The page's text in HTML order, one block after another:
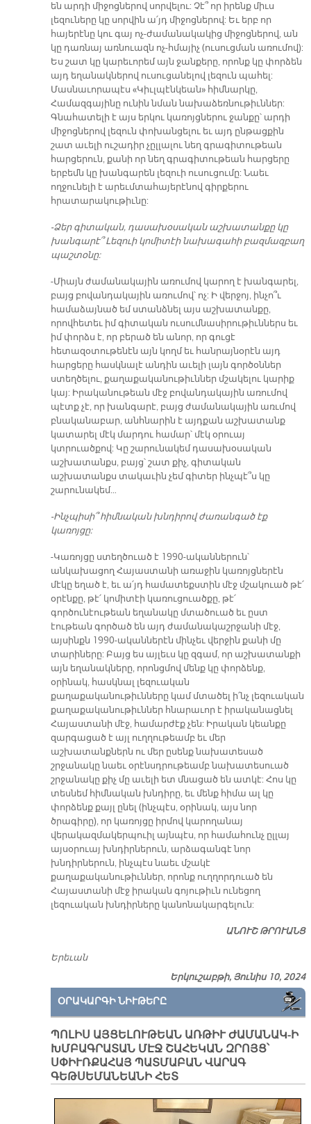
են արդի միջոցներով սորվելու: Չէ՞ որ իրենք միւս
լեզուները կը սորվին ա՛յդ միջոցներով: Եւ երբ որ
հայերէնը կու գայ ոչ-ժամանակակից միջոցներով, ան
կը դառնայ առնուազն ոչ-հմայիչ (ուսուցման առումով):
Ես շատ կը կարեւորեմ այն ջանքերը, որոնք կը փորձեն
այդ եղանակներով ուսուցանելով լեզուն պահել:
Մասնաւորապէս «Կիւլպէնկեան» հիմնարկը,
Համազգայինը ունին նման նախաձեռնութիւններ:
Գնահատելի է այս երկու կառոյցներու ջանքը՝ արդի
միջոցներով լեզուն փոխանցելու եւ այդ ընթացքին
շատ աւելի ուշադիր չըլլալու նեղ գրագիտութեան
հարցերուն, քանի որ նեղ գրագիտութեան հարցերը
երբեմն կը խանգարեն լեզուի ուսուցումը: Նաեւ
ողջունելի է արեւմտահայերէնով գիրքերու
հրատարակութիւնը:
-Ձեր գիտական, դասախօսական աշխատանքը կը
խանգարէ՞ Լեզուի կոմիտէի նախագահի բազմազբաղ
պաշտօնը:
-Միայն ժամանակային առումով կարող է խանգարել,
բայց բովանդակային առումով՝ ոչ: Ի վերջոյ, ինչո՞ւ
համաձայնած եմ ստանձնել այս աշխատանքը,
որովհետեւ իմ գիտական ուսումնասիրութիւններս եւ
իմ փորձս է, որ բերած են անոր, որ գուցէ
հետազօտութենէն այն կողմ եւ հանրայնօրէն այդ
հարցերը հասկնալէ անդին աւելի լայն գործօններ
ստեղծելու, քաղաքականութիւններ մշակելու կարիք
կայ: Իրականութեան մէջ բովանդակային առումով
պէտք չէ, որ խանգարէ, բայց ժամանակային առւմով
բնականաբար, անհնարին է այդքան աշխատանք
կատարել մէկ մարդու համար՝ մէկ օրուայ
կտրուածքով: Կը շարունակեմ դասախօսական
աշխատանքս, բայց՝ շատ քիչ, գիտական
աշխատանքս տակաւին չեմ գիտեր ինչպէ՞ս կը
շարունակեմ…
-Ինչպիսի՞ հիմնական խնդիրով ժառանգած էք
կառոյցը:
-Կառոյցը ստեղծուած է 1990-ականներուն՝
անկախացող Հայաստանի առաջին կառոյցներէն
մէկը եղած է, եւ ա՛յդ համատեքստին մէջ մշակուած թէ՛
օրէնքը, թէ՛ կոմիտէի կառուցուածքը, թէ՛
գործունէութեան եղանակը մտածուած եւ ըստ
էութեան գործած են այդ ժամանակաշրջանի մէջ,
այսինքն 1990-ականներէն մինչեւ վերջին քանի մը
տարիները: Բայց ես այլեւս կը զգամ, որ աշխատանքի
այն եղանակները, որոնցմով մենք կը փորձենք,
օրինակ, հասկնալ լեզուական
քաղաքականութիւնները կամ մտածել ի՛նչ լեզուական
քաղաքականութիւններ հնարաւոր է իրականացնել
Հայաստանի մէջ, համարժէք չեն: Իրական կեանքը
զարգացած է այլ ուղղութեամբ եւ մեր
աշխատանքներն ու մեր ըսենք նախատեսած
շրջանակը նաեւ օրէնսդրութեամբ նախատեսուած
շրջանակը քիչ մը աւելի ետ մնացած են ատկէ: Հոս կը
տեսնեմ հիմնական խնդիրը, եւ մենք հիմա ալ կը
փորձենք քայլ ընել (ինչպէս, օրինակ, այս նոր
ծրագիրը), որ կառոյցը իրմով կարողանայ
վերակազմակերպուիլ այնպէս, որ համահունչ ըլլայ
այսօրուայ խնդիրներուն, արձագանգէ նոր
խնդիրներուն, ինչպէս նաեւ մշակէ
քաղաքականութիւններ, որոնք ուղղորդուած են
Հայաստանի մէջ իրական գոյութիւն ունեցող
լեզուական խնդիրները կանոնակարգելուն:
ԱՆՈՒՇ ԹՐՈՒԱՆՑ
Երեւան
Երկուշաբթի, Յունիս 10, 2024
ՕՐԱԿԱՐԳԻ ՆԻՒԹԵՐԸ
ՊՈԼԻՍ ԱՅՑԵԼՈՒԹԵԱՆ ԱՌԹԻՒ ԺԱՄԱՆԱԿ-Ի
ԽՄԲԱԳՐԱՏԱՆ ՄԷՋ ՇԱՀԵԿԱՆ ԶՐՈՅՑ՝
ՍՓԻՒՌՔԱՀԱՅ ՊԱՏՄԱԲԱՆ ՎԱՐԱԳ
ԳԵԹՍԵՄԱՆԵԱՆԻ ՀԵՏ